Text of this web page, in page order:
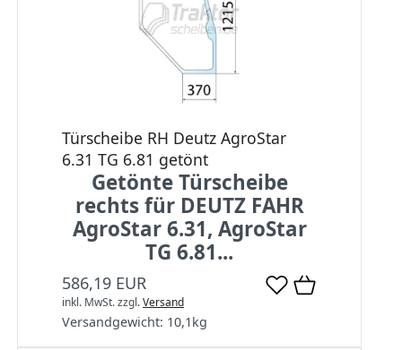
Türscheibe RH Deutz AgroStar
6.31 TG 6.81 getönt
Getönte Türscheibe
rechts für DEUTZ FAHR
AgroStar 6.31, AgroStar
TG 6.81...
586,19 EUR
inkl. MwSt.zzgl.Versand
Versandgewicht: 10,1 kg